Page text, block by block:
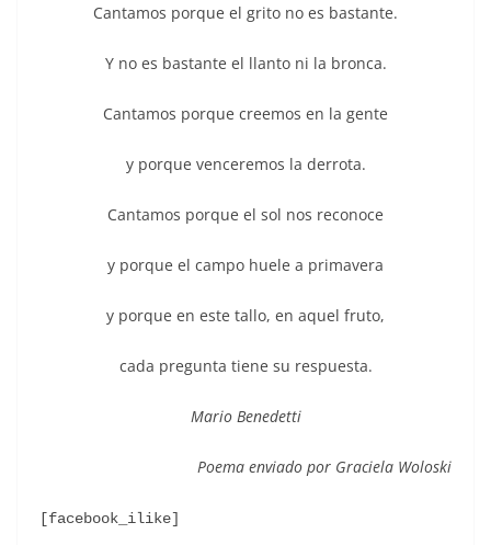
Cantamos porque el grito no es bastante.
Y no es bastante el llanto ni la bronca.
Cantamos porque creemos en la gente
y porque venceremos la derrota.
Cantamos porque el sol nos reconoce
y porque el campo huele a primavera
y porque en este tallo, en aquel fruto,
cada pregunta tiene su respuesta.
Mario Benedetti
Poema enviado por Graciela Woloski
[facebook_ilike]